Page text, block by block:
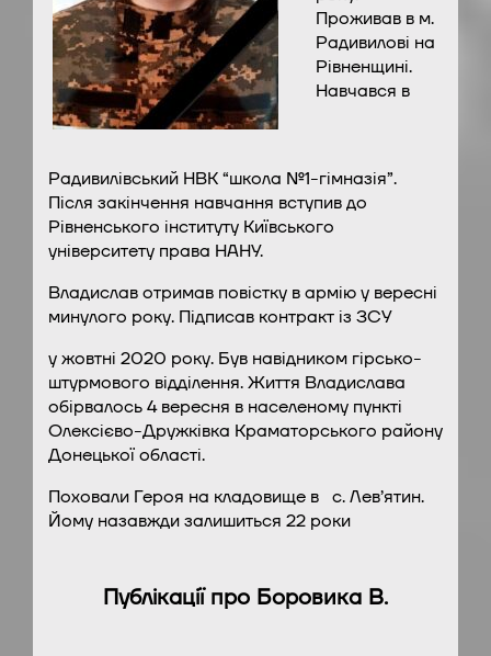
Проживав в м.
Радивилові на
Рівненщині.
Навчався в
Радивилівський НВК “школа №1-гімназія”.
Після закінчення навчання вступив до
Рівненського інституту Київського
університету права НАНУ.
Владислав отримав повістку в армію у вересні
минулого року. Підписав контракт із ЗСУ
у жовтні 2020 року. Був навідником гірсько-
штурмового відділення. Життя Владислава
обірвалось 4 вересня в населеному пункті
Олексієво-Дружківка Краматорського району
Донецької області.
Поховали Героя на кладовище в с. Лев’ятин.
Йому назавжди залишиться 22 роки
Публікації про Боровика В.